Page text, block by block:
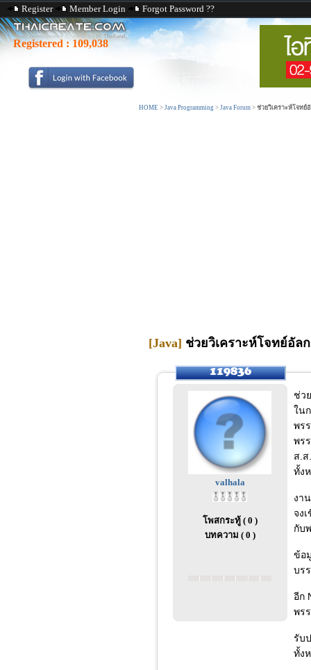
Register Member Login Forgot Password ??
Registered : 109,038
HOME > Java Programming > Java Forum > ช่วยวิเคราะห์โจทย์
[Java] ช่วยวิเคราะห์โจทย์อัล
valhala
โพสกระทู้ ( 0 )
บทความ ( 0 )
ช่ว
ใน
พร
พร
ส.ส
ทั้ง
งา
จง
กับ
ข้อ
บร
อีก
พร
รับ
ทั้ง